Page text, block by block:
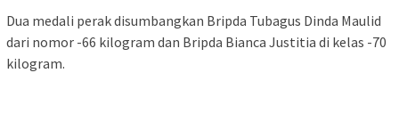
Dua medali perak disumbangkan Bripda Tubagus Dinda Maulid
dari nomor -66 kilogram dan Bripda Bianca Justitia di kelas -70
kilogram.